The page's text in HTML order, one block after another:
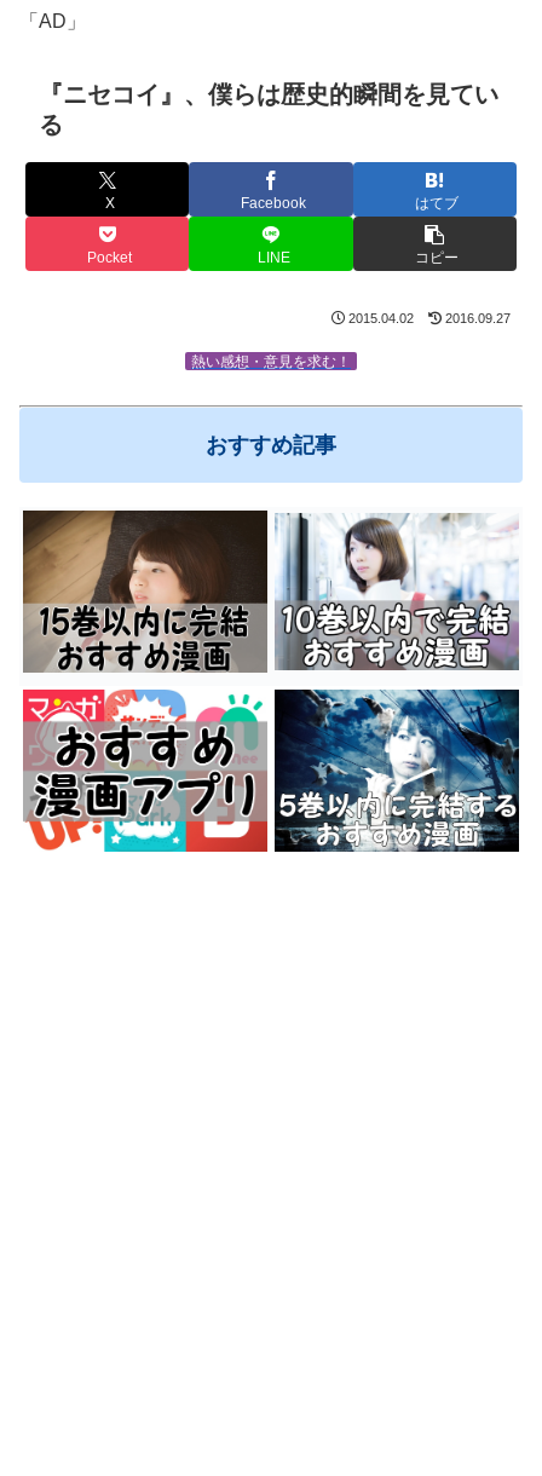
「AD」
『ニセコイ』、僕らは歴史的瞬間を見てい
る
X Facebook はてブ
Pocket LINE コピー
2015.04.02 2016.09.27
熱い感想・意見を求む！
おすすめ記事